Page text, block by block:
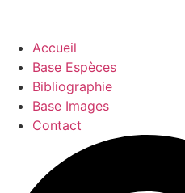
Accueil
Base Espèces
Bibliographie
Base Images
Contact